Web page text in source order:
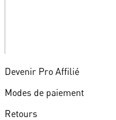
Devenir Pro Affilié
Modes de paiement
Retours